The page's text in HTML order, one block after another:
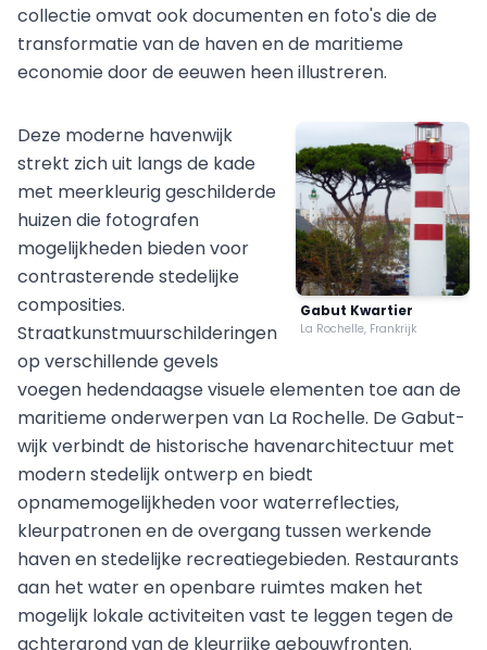
collectie omvat ook documenten en foto's die de
transformatie van de haven en de maritieme
economie door de eeuwen heen illustreren.
Gabut Kwartier
La Rochelle, Frankrijk
Deze moderne havenwijk
strekt zich uit langs de kade
met meerkleurig geschilderde
huizen die fotografen
mogelijkheden bieden voor
contrasterende stedelijke
composities.
Straatkunstmuurschilderingen
op verschillende gevels
voegen hedendaagse visuele elementen toe aan de
maritieme onderwerpen van La Rochelle. De Gabut-
wijk verbindt de historische havenarchitectuur met
modern stedelijk ontwerp en biedt
opnamemogelijkheden voor waterreflecties,
kleurpatronen en de overgang tussen werkende
haven en stedelijke recreatiegebieden. Restaurants
aan het water en openbare ruimtes maken het
mogelijk lokale activiteiten vast te leggen tegen de
achtergrond van de kleurrijke gebouwfronten.